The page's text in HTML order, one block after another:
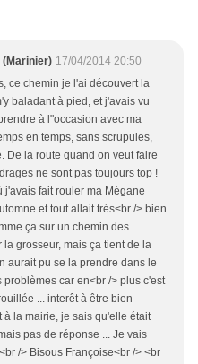
(Marinier) 17/04/2014 20:50
ce chemin je l'ai découvert la
baladant à pied, et j'avais vu
à l"occasion avec ma
en temps, sans scrupules,
De la route quand on veut faire
ne sont pas toujours top !
j'avais fait rouler ma Mégane
et tout allait trés<br /> bien.
ça sur un chemin des
grosseur, mais ça tient de la
aurait pu se la prendre dans le
car en<br /> plus c'est
... interêt à être bien
à la mairie, je sais qu'elle était
pas de réponse ... Je vais
/> Bisous Françoise<br /> <br